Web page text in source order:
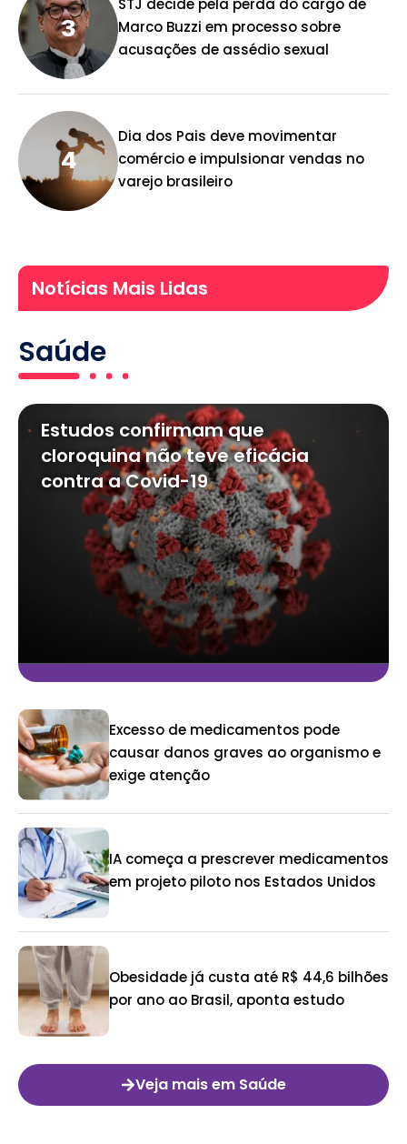
STJ decide pela perda do cargo de
Marco Buzzi em processo sobre
acusações de assédio sexual
Dia dos Pais deve movimentar
comércio e impulsionar vendas no
varejo brasileiro
Notícias Mais Lidas
Saúde
Estudos confirmam que
cloroquina não teve eficácia
contra a Covid-19
Excesso de medicamentos pode
causar danos graves ao organismo e
exige atenção
IA começa a prescrever medicamentos
em projeto piloto nos Estados Unidos
Obesidade já custa até R$ 44,6 bilhões
por ano ao Brasil, aponta estudo
Veja mais em Saúde